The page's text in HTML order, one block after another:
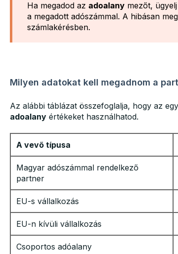
Ha megadod az adoalanymezőt,
a megadott adószámmal. A hibásan
számlakérésben.
Milyen adatokat kell megadnom a
Az alábbi táblázat összefoglalja, hogy az
adoalanyértékeket használhatod.
A vevő típusa
Magyar adószámmal rendelkező
partner
EU-s vállalkozás
EU-n kívüli vállalkozás
Csoportos adóalany